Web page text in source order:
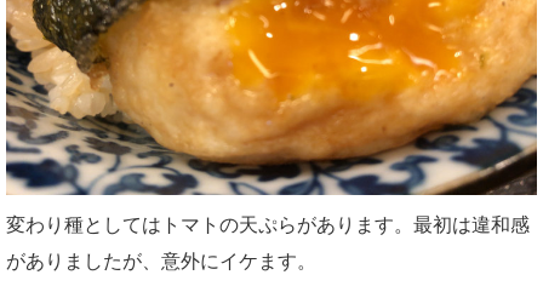
変わり種としてはトマトの天ぷらがあります。最初は違和感
がありましたが、意外にイケます。